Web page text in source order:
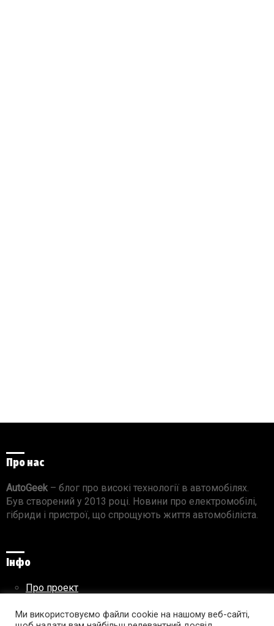
Про нас
AutoGeek– блог про високі технології в автомобілях.
Був створений у 2013 році. Новини про електромобілі,
гібриди і пристрої, що спрощують життя автомобіліста.
Інфо
Про проект
Правила використання матеріалів
Ми використовуємо файли cookie на нашому веб-сайті,